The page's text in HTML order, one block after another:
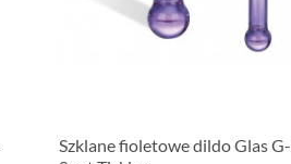
Szklane fioletowe dildo Glas G-